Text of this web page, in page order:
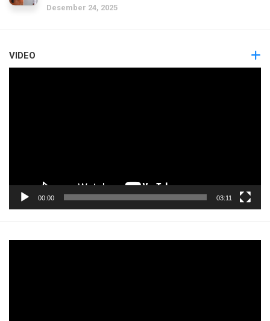
Desember 24, 2025
VIDEO
00:00 03:11